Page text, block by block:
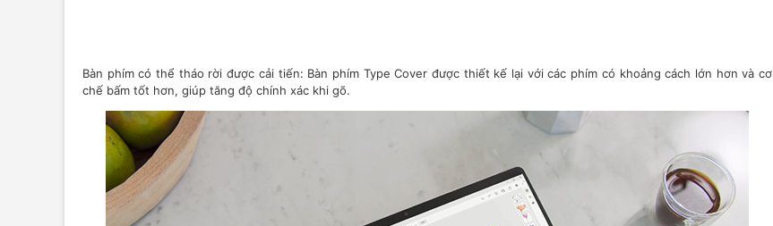
Bàn phím có thể tháo rời được cải tiến: Bàn phím Type Cover được thiết kế lại với các phím có khoảng cách lớn hơn và cơ
chế bấm tốt hơn, giúp tăng độ chính xác khi gõ.